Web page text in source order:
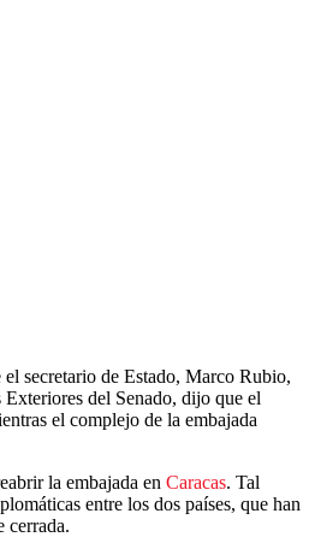
secretario de Estado, Marco Rubio,
del Senado, dijo que el
el complejo de la embajada
la embajada en Caracas. Tal
entre los dos países, que han
cerrada.